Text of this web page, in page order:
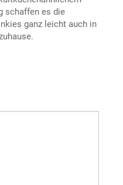
schaffen es die
ganz leicht auch in